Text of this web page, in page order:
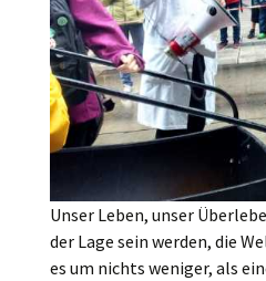
Unser Leben, unser
der Lage sein werden, die
es um nichts weniger, als